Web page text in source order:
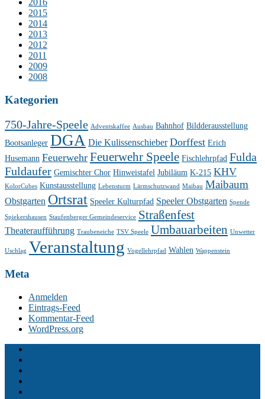
2016
2015
2014
2013
2012
2011
2009
2008
Kategorien
750-Jahre-Speele Adventskaffee Ausbau Bahnhof Bildderausstellung
Bootsanleger DGA Die Kulissenschieber Dorffest Erich
Husemann Feuerwehr Feuerwehr Speele Fischlehrpfad Fulda
Fuldaufer Gemischter Chor Hinweistafel Jubiläum K-215 KHV
KolorCubes Kunstausstellung Lebensturm Lärmschutzwand Maibau Maibaum
Obstgarten Ortsrat Speeler Kulturpfad Speeler Obstgarten Spende
Spiekershausen Staufenberger Gemeindeservice Straßenfest
Theateraufführung Traubeneiche TSV Speele Umbauarbeiten Unwetter
Uschlag Veranstaltung Vogellehrpfad Wahlen Wappenstein
Meta
Anmelden
Eintrags-Feed
Kommentar-Feed
WordPress.org